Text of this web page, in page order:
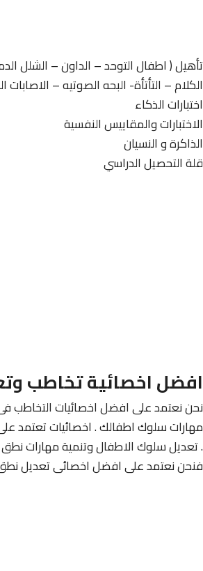
تأهيل ( اطفال التوحد – الداون – الشلل
الكلام – التأتأة- البحه الصوتيه – الاصابات
اختبارات الذكاء
الاختبارات والمقاييس النفسية
الذاكرة و النسيان
قلة التحصيل الدراسي
افضل اخصائية تخاطب
نحن نعتمد على افضل اخصائيات التخاطب
مهارات سلوك اطفالك . اخصائيات تعتمد
. تعديل سلوك الاطفال وتنمية مهارات
فنحن نعتمد على افضل اخصائى تعديل نطق